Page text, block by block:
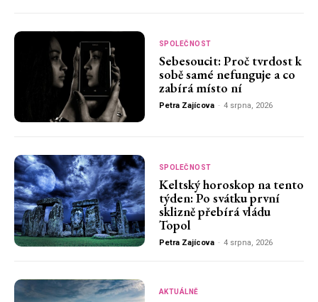
SPOLEČNOST
Sebesoucit: Proč tvrdost k
sobě samé nefunguje a co
zabírá místo ní
Petra Zajícova - 4 srpna, 2026
SPOLEČNOST
Keltský horoskop na tento
týden: Po svátku první
sklizně přebírá vládu
Topol
Petra Zajícova - 4 srpna, 2026
AKTUÁLNĚ